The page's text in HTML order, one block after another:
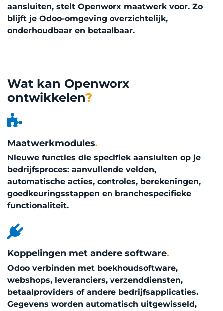
aansluiten, stelt Openworx maatwerk voor. Zo
blijft je Odoo-omgeving overzichtelijk,
onderhoudbaar en betaalbaar.
Wat kan Openworx
ontwikkelen?
Maatwerkmodules.
Nieuwe functies die specifiek aansluiten op je
bedrijfsproces: aanvullende velden,
automatische acties, controles, berekeningen,
goedkeuringsstappen en branchespecifieke
functionaliteit.
Koppelingen met andere software.
Odoo verbinden met boekhoudsoftware,
webshops, leveranciers, verzenddiensten,
betaalproviders of andere bedrijfsapplicaties.
Gegevens worden automatisch uitgewisseld,